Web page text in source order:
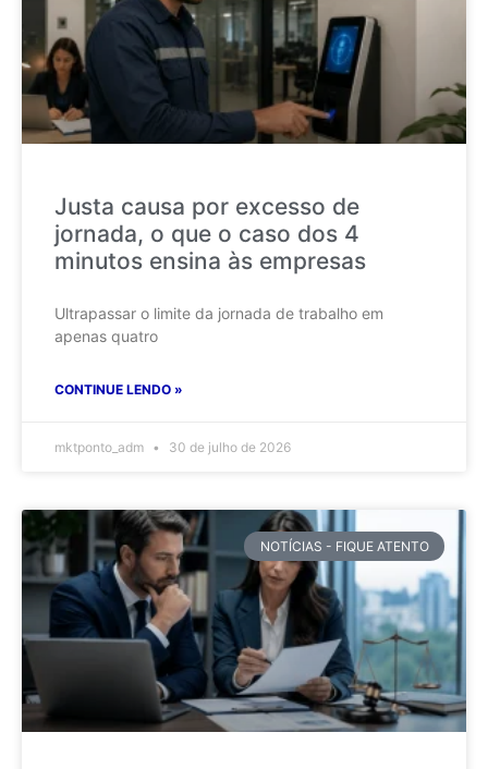
Justa causa por excesso de
jornada, o que o caso dos 4
minutos ensina às empresas
Ultrapassar o limite da jornada de trabalho em
apenas quatro
CONTINUE LENDO »
mktponto_adm 30 de julho de 2026
NOTÍCIAS - FIQUE ATENTO